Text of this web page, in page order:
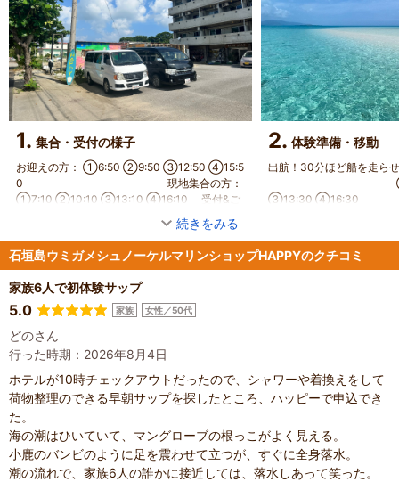
1. 集合・受付の様子
お迎えの方： ①6:50 ②9:50 ③12:50 ④15:5
0                                                      現地集合の方：
①7:10 ②10:10 ③13:10 ④16:10     受付&ご
2. 体験準備・移動
出航！30分ほど船
③13:30 ④16:30
続きをみる
石垣島ウミガメシュノーケルマリンショップHAPPYのクチコミ
家族6人で初体験サップ
5.0 家族 女性／50代
どのさん
行った時期：2026年8月4日
ホテルが10時チェックアウトだったので、シャワーや着換えをして
荷物整理のできる早朝サップを探したところ、ハッピーで申込でき
た。
海の潮はひいていて、マングローブの根っこがよく見える。
小鹿のバンビのように足を震わせて立つが、すぐに全身落水。
潮の流れで、家族6人の誰かに接近しては、落水しあって笑った。